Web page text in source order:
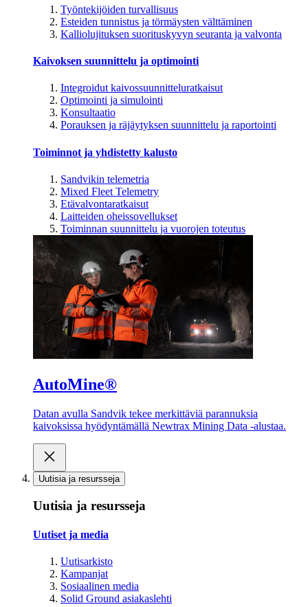
Työntekijöiden turvallisuus
Esteiden tunnistus ja törmäysten välttäminen
Kalliolujituksen suorituskyvyn seuranta ja valvonta
Kaivoksen suunnittelu ja optimointi
Integroidut kaivossuunnitteluratkaisut
Optimointi ja simulointi
Konsultaatio
Porauksen ja räjäytyksen suunnittelu ja raportointi
Toiminnot ja yhdistetty kalusto
Sandvikin telemetria
Mixed Fleet Telemetry
Etävalvontaratkaisut
Laitteiden oheissovellukset
Toiminnan suunnittelu ja vuorojen toteutus
AutoMine®
Datan avulla Sandvik tekee merkittäviä parannuksia
kaivoksissa hyödyntämällä Newtrax Mining Data -alustaa.
Uutisia ja resursseja
Uutisia ja resursseja
Uutiset ja media
Uutisarkisto
Kampanjat
Sosiaalinen media
Solid Ground asiakaslehti